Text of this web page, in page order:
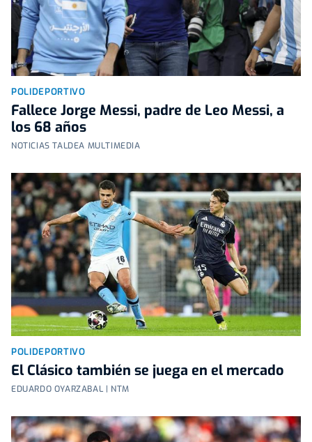
POLIDEPORTIVO
Fallece Jorge Messi, padre de Leo Messi, a
los 68 años
NOTICIAS TALDEA MULTIMEDIA
POLIDEPORTIVO
El Clásico también se juega en el mercado
EDUARDO OYARZABAL | NTM